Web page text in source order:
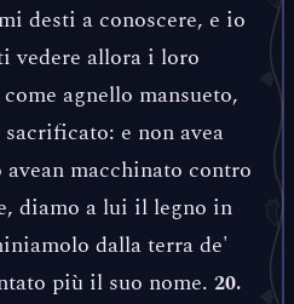
desti a conoscere, e io
vedere allora i loro
agnello mansueto,
e non avea
macchinato contro
diamo a lui il legno in
dalla terra de'
più il suo nome. 20.